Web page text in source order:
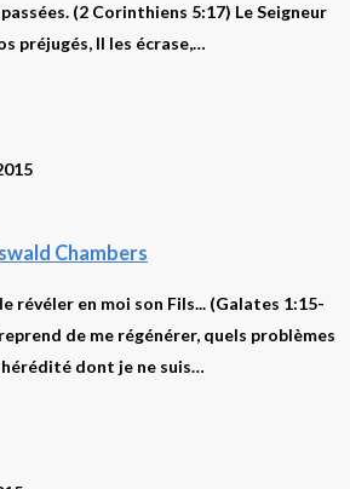
(2 Corinthiens 5:17) Le Seigneur
préjugés, Il les écrase,…
Chambers
révéler en moi son Fils... (Galates 1:15-
de me régénérer, quels problèmes
dont je ne suis…